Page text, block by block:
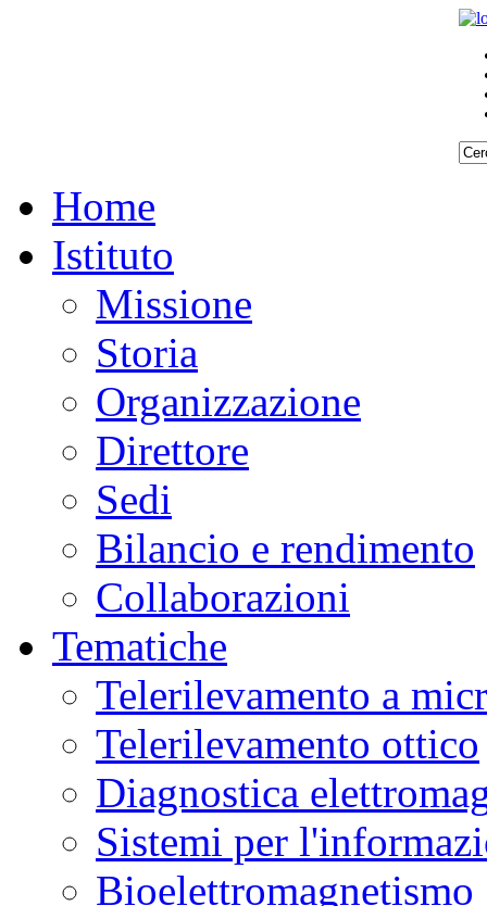
Home
Istituto
Missione
Storia
Organizzazione
Direttore
Sedi
Bilancio e rendimento
Collaborazioni
Tematiche
Telerilevamento a
Telerilevamento ottico
Diagnostica
Sistemi per
Bioelettromagnetismo